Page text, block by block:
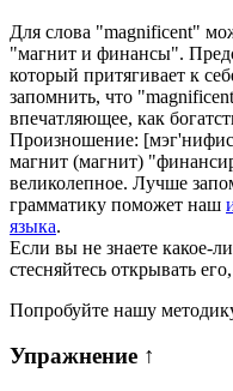
Для слова "magnificent"
"магнит и финансы".
который притягивает к
запомнить, что
впечатляющее, как
Произношение:
магнит (магнит)
великолепное. Лучше
грамматику поможет наш
языка.
Если вы не знаете какое-
стесняйтесь открывать
Попробуйте нашу
Упражнение ↑